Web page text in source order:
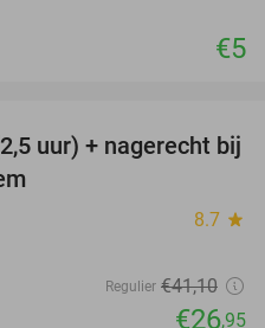
€5
34%
uur) + nagerecht bij
8.7 star
Regulier €41,10
€26,95